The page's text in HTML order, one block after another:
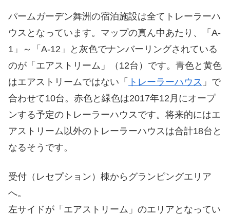
パームガーデン舞洲の宿泊施設は全てトレーラーハ
ウスとなっています。マップの真ん中あたり、「A-
1」～「A-12」と灰色でナンバーリングされている
のが「エアストリーム」（12台）です。青色と黄色
はエアストリームではない「 トレーラーハウス 」で
合わせて10台。赤色と緑色は2017年12月にオープ
ンする予定のトレーラーハウスです。将来的にはエ
アストリーム以外のトレーラーハウスは合計18台と
なるそうです。
受付（レセプション）棟からグランピングエリア
へ。
左サイドが「エアストリーム」のエリアとなってい